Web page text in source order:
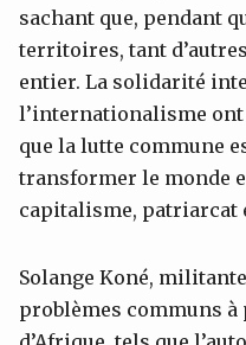
sachant que, pendant
territoires, tant
entier. La solidarité
l’internationalisme
que la lutte commune
transformer le monde
capitalisme, patriarcat
Solange Koné,
problèmes communs